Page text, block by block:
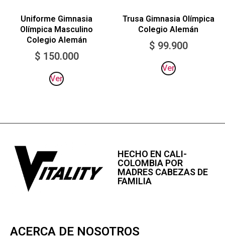
Uniforme Gimnasia
Olímpica Masculino
Colegio Alemán
$ 150.000
Ver
Trusa Gimnasia Olímpica
Colegio Alemán
$ 99.900
Ver
HECHO EN CALI-
COLOMBIA POR
MADRES CABEZAS DE
FAMILIA
ACERCA DE NOSOTROS